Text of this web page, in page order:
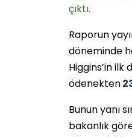
çıktı.
Raporun
döneminde
Higgins’in ilk
ödenekten
Bunun yanı
bakanlık